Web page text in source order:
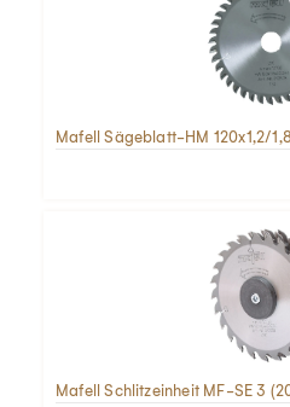
Mafell Sägeblatt-HM 120x1,2/
Mafell Schlitzeinheit MF-SE 3